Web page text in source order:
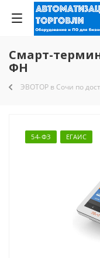
Смарт-
ФН
ЭВОТОР в Сочи по
54-ФЗ ЕГАИС